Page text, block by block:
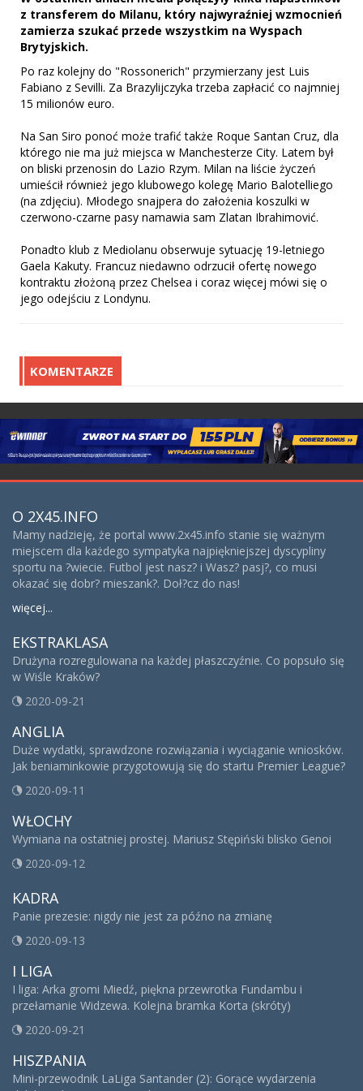
z transferem do Milanu, który najwyraźniej wzmocnień
zamierza szukać przede wszystkim na Wyspach
Brytyjskich.
Po raz kolejny do "Rossonerich" przymierzany jest Luis
Fabiano z Sevilli. Za Brazylijczyka trzeba zapłacić co najmniej
15 milionów euro.
Na San Siro ponoć może trafić także Roque Santan Cruz, dla
którego nie ma już miejsca w Manchesterze City. Latem był
on bliski przenosin do Lazio Rzym. Milan na liście życzeń
umieścił również jego klubowego kolegę Mario Balotelliego
(na zdjęciu). Młodego snajpera do założenia koszulki w
czerwono-czarne pasy namawia sam Zlatan Ibrahimović.
Ponadto klub z Mediolanu obserwuje sytuację 19-letniego
Gaela Kakuty. Francuz niedawno odrzucił ofertę nowego
kontraktu złożoną przez Chelsea i coraz więcej mówi się o
jego odejściu z Londynu.
KOMENTARZE
O 2X45.INFO
Mamy nadzieję, że portal www.2x45.info stanie się ważnym
miejscem dla każdego sympatyka najpiękniejszej dyscypliny
sportu na ?wiecie. Futbol jest nasz? i Wasz? pasj?, co musi
okazać się dobr? mieszank?. Doł?cz do nas!
więcej...
EKSTRAKLASA
Drużyna rozregulowana na każdej płaszczyźnie. Co popsuło się
w Wiśle Kraków?
2020-09-21
ANGLIA
Duże wydatki, sprawdzone rozwiązania i wyciąganie wniosków.
Jak beniaminkowie przygotowują się do startu Premier League?
2020-09-11
WŁOCHY
Wymiana na ostatniej prostej. Mariusz Stępiński blisko Genoi
2020-09-12
KADRA
Panie prezesie: nigdy nie jest za późno na zmianę
2020-09-13
I LIGA
I liga: Arka gromi Miedź, piękna przewrotka Fundambu i
przełamanie Widzewa. Kolejna bramka Korta (skróty)
2020-09-21
HISZPANIA
Mini-przewodnik LaLiga Santander (2): Gorące wydarzenia